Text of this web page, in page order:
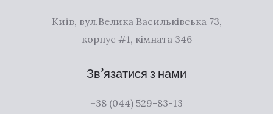
Київ, вул.Велика Васильківська 73,
корпус #1, кімната 346
Зв’язатися з нами
+38 (044) 529-83-13